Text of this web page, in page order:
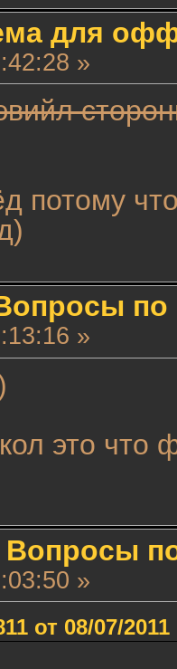
для
»
потому
по
»
это что
Вопросы
»
от 08/07/2011